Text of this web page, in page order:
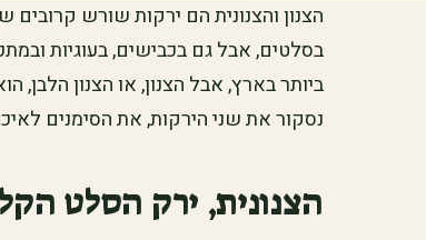
הצנון והצנונית הם ירקות שורש
בסלטים, אבל גם בכבישים, בעוגיות
ביותר בארץ, אבל הצנון, או הצנון
נסקור את שני הירקות, את הסימנים
הצנונית, ירק הסלט